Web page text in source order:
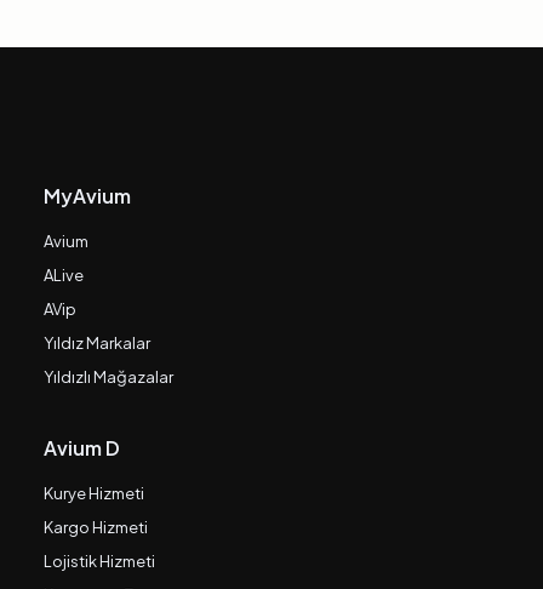
MyAvium
Avium
ALive
AVip
Yıldız Markalar
Yıldızlı Mağazalar
Avium D
Kurye Hizmeti
Kargo Hizmeti
Lojistik Hizmeti